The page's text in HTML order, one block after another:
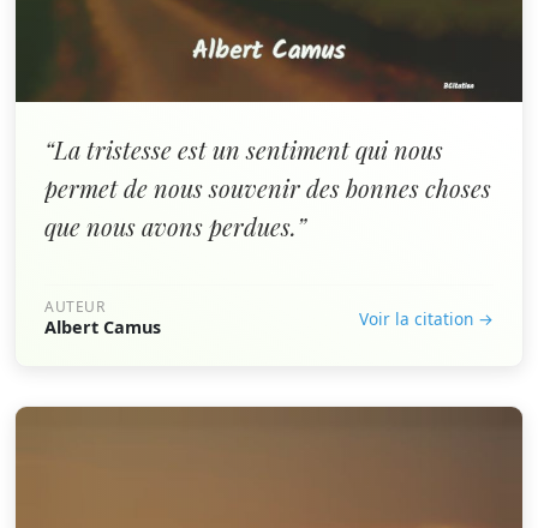
“La tristesse est un sentiment qui nous
permet de nous souvenir des bonnes choses
que nous avons perdues.”
AUTEUR
Albert Camus Voir la citation →